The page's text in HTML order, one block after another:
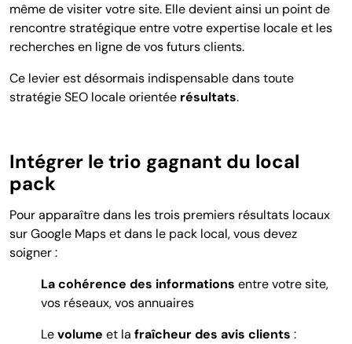
même de visiter votre site. Elle devient ainsi un point de
rencontre stratégique entre votre expertise locale et les
recherches en ligne de vos futurs clients.
Ce levier est désormais indispensable dans toute
stratégie SEO locale orientée résultats.
Intégrer le trio gagnant du local
pack
Pour apparaître dans les trois premiers résultats locaux
sur Google Maps et dans le pack local, vous devez
soigner :
La cohérence des informations entre votre site,
vos réseaux, vos annuaires
Levolume et la fraîcheur des avis clients :